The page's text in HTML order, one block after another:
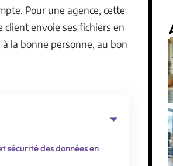
Pour une agence, cette
client envoie ses fichiers en
la bonne personne, au bon
sécurité des données en